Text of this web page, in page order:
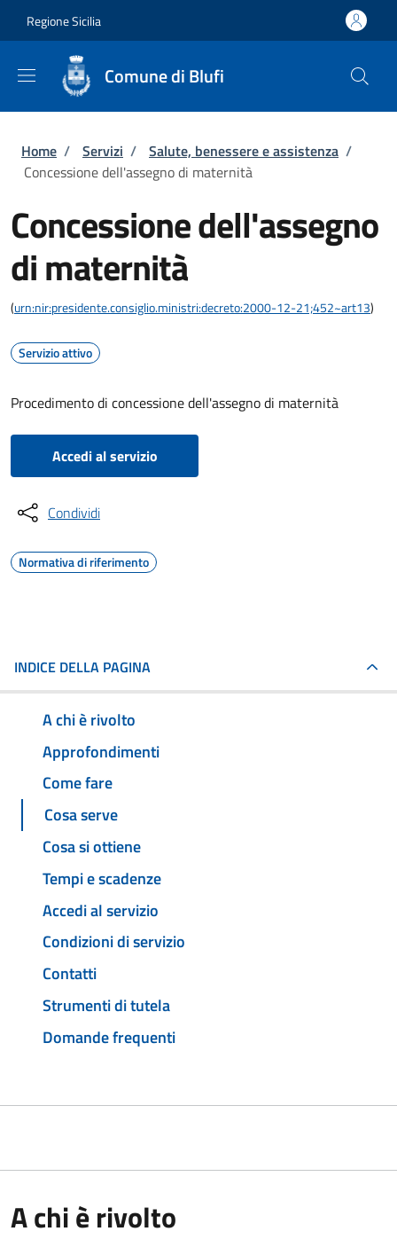
Regione Sicilia
Comune di Blufi
Briciole di pane
Home / Servizi / Salute, benessere e assistenza /
Concessione dell'assegno di maternità
Concessione dell'assegno
di maternità
(urn:nir:presidente.consiglio.ministri:decreto:2000-12-21;452~art13)
Servizio attivo
Procedimento di concessione dell'assegno di maternità
Accedi al servizio
Condividi
Normativa di riferimento
INDICE DELLA PAGINA
A chi è rivolto
Approfondimenti
Come fare
Cosa serve
Cosa si ottiene
Tempi e scadenze
Accedi al servizio
Condizioni di servizio
Contatti
Strumenti di tutela
Domande frequenti
A chi è rivolto